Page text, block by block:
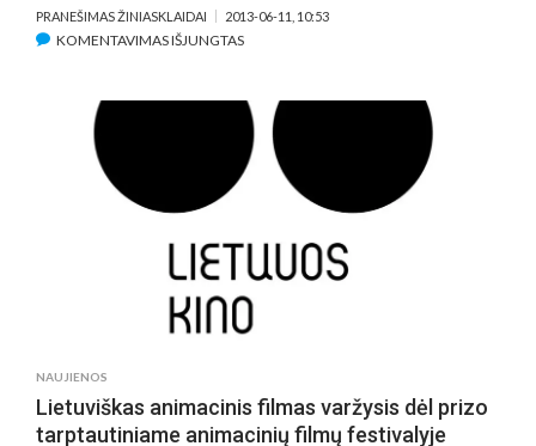
PRANEŠIMAS ŽINIASKLAIDAI 2013-06-11, 10:53
KOMENTAVIMAS IŠJUNGTASĮRAŠE
COPPOLA
PARODĖ
GARSENYBIŲ
GYVENIMO
NAUJIENOS
Lietuviškas animacinis filmas varžysis dėl prizo
tarptautiniame animacinių filmų festivalyje